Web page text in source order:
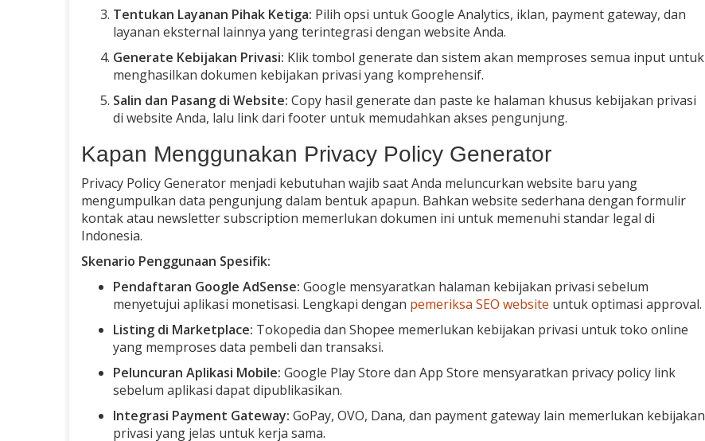
Tentukan Layanan Pihak Ketiga: Pilih opsi untuk Google Analytics, iklan, payment gateway, dan
layanan eksternal lainnya yang terintegrasi dengan website Anda.
Generate Kebijakan Privasi: Klik tombol generate dan sistem akan memproses semua input untuk
menghasilkan dokumen kebijakan privasi yang komprehensif.
Salin dan Pasang di Website: Copy hasil generate dan paste ke halaman khusus kebijakan privasi
di website Anda, lalu link dari footer untuk memudahkan akses pengunjung.
Kapan Menggunakan Privacy Policy Generator
Privacy Policy Generator menjadi kebutuhan wajib saat Anda meluncurkan website baru yang
mengumpulkan data pengunjung dalam bentuk apapun. Bahkan website sederhana dengan formulir
kontak atau newsletter subscription memerlukan dokumen ini untuk memenuhi standar legal di
Indonesia.
Skenario Penggunaan Spesifik:
Pendaftaran Google AdSense: Google mensyaratkan halaman kebijakan privasi sebelum
menyetujui aplikasi monetisasi. Lengkapi dengan pemeriksa SEO website untuk optimasi approval.
Listing di Marketplace: Tokopedia dan Shopee memerlukan kebijakan privasi untuk toko online
yang memproses data pembeli dan transaksi.
Peluncuran Aplikasi Mobile: Google Play Store dan App Store mensyaratkan privacy policy link
sebelum aplikasi dapat dipublikasikan.
Integrasi Payment Gateway: GoPay, OVO, Dana, dan payment gateway lain memerlukan kebijakan
privasi yang jelas untuk kerja sama.